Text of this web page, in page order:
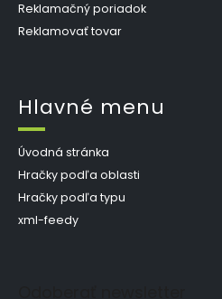
Reklamačný poriadok
Reklamovať tovar
Hlavné menu
Úvodná stránka
Hračky podľa oblasti
Hračky podľa typu
xml-feedy